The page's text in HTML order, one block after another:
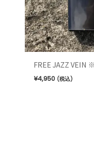
FREE JAZZ VEIN
¥4,950 (税込)